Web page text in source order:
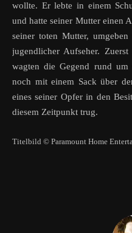
wollte. Er lebte in einem
und hatte seiner Mutter einen
seiner toten Mutter,
jugendlicher Aufseher.
wagten die Gegend rund
noch mit einem Sack über
eines seiner Opfer in den
diesem Zeitpunkt trug.
Titelbild © Paramount Home